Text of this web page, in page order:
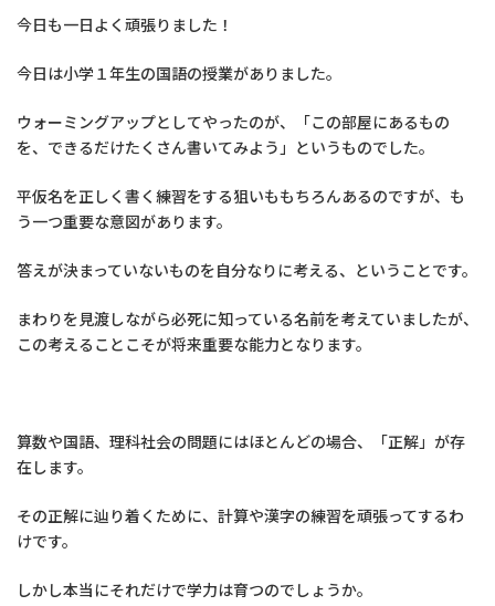
今日も一日よく頑張りました！
今日は小学１年生の国語の授業がありました。
ウォーミングアップとしてやったのが、「この部屋にあるもの
を、できるだけたくさん書いてみよう」というものでした。
平仮名を正しく書く練習をする狙いももちろんあるのですが、も
う一つ重要な意図があります。
答えが決まっていないものを自分なりに考える、ということです。
まわりを見渡しながら必死に知っている名前を考えていましたが、
この考えることこそが将来重要な能力となります。
算数や国語、理科社会の問題にはほとんどの場合、「正解」が存
在します。
その正解に辿り着くために、計算や漢字の練習を頑張ってするわ
けです。
しかし本当にそれだけで学力は育つのでしょうか。